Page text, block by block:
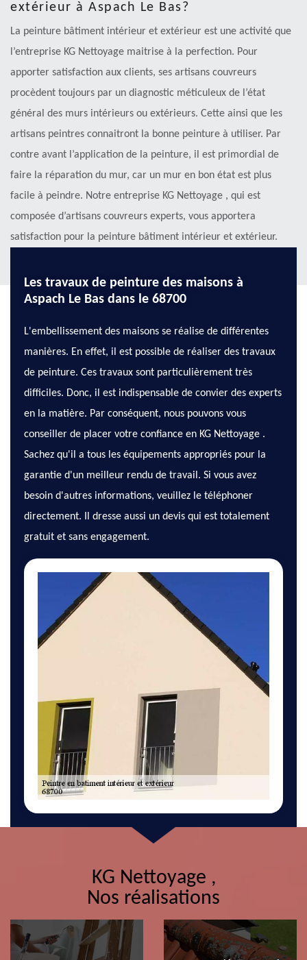
extérieur à Aspach Le Bas?
La peinture bâtiment intérieur et extérieur est une activité que
l’entreprise KG Nettoyage maitrise à la perfection. Pour
apporter satisfaction aux clients, ses artisans couvreurs
procèdent toujours par un diagnostic méticuleux de l’état
général des murs intérieurs ou extérieurs. Cette ainsi que les
artisans peintres connaitront la bonne peinture à utiliser. Par
contre avant l’application de la peinture, il est primordial de
faire la réparation du mur, car un mur en bon état est plus
facile à peindre. Notre entreprise KG Nettoyage , qui est
composée d’artisans couvreurs experts, vous apportera
satisfaction pour la peinture bâtiment intérieur et extérieur.
Les travaux de peinture des maisons à
Aspach Le Bas dans le 68700
L'embellissement des maisons se réalise de différentes
manières. En effet, il est possible de réaliser des travaux
de peinture. Ces travaux sont particulièrement très
difficiles. Donc, il est indispensable de convier des experts
en la matière. Par conséquent, nous pouvons vous
conseiller de placer votre confiance en KG Nettoyage .
Sachez qu'il a tous les équipements appropriés pour la
garantie d'un meilleur rendu de travail. Si vous avez
besoin d'autres informations, veuillez le téléphoner
directement. Il dresse aussi un devis qui est totalement
gratuit et sans engagement.
KG Nettoyage ,
Nos réalisations